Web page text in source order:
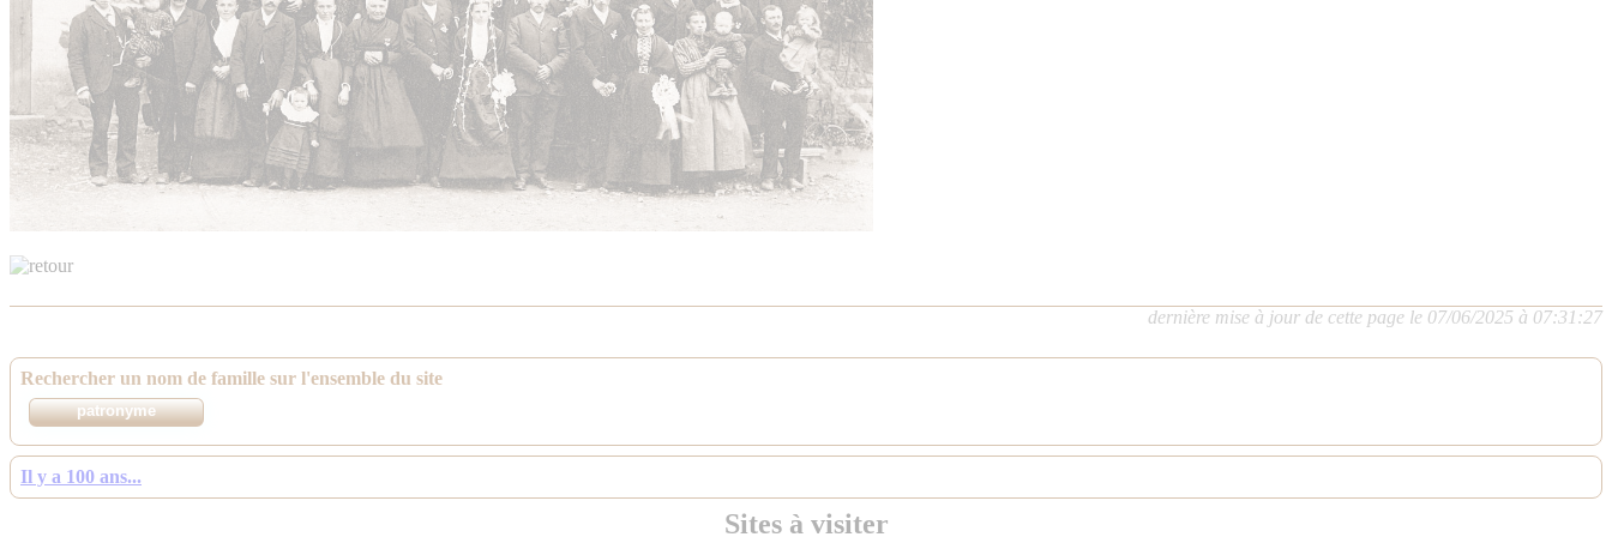
dernière mise à jour de cette page le 07/06/2025 à 07:31:27
Rechercher un nom de famille sur l'ensemble du site
Il y a 100 ans...
Sites à visiter